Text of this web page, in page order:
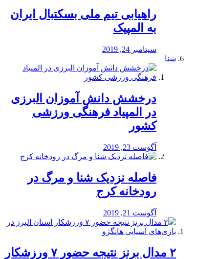
راهیابی تیم ملی بسکتبال ایران
به المپیک
سپتامبر 24, 2019
شنا
درخشش دانش آموزان البرزی
در المپیاد فرهنگی ورزشی
کشور
آگوست 23, 2019
️فاصله نزدیک شنا و مرگ در
رودخانه کرج
آگوست 21, 2019
۲ مدال برنز نتیجه حضور ۷ ورزشکار